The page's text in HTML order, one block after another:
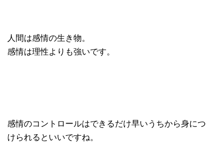
人間は感情の生き物。
感情は理性よりも強いです。
感情のコントロールはできるだけ早いうちから身につ
けられるといいですね。